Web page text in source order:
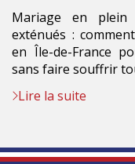
Mariage en plein
exténués :
en Île-de-France
sans faire souffrir
Lire la suite